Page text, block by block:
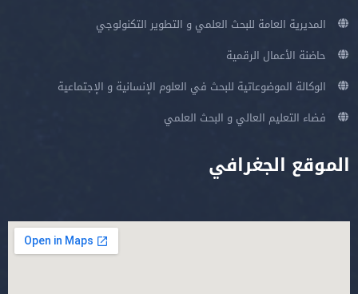
المديرية العامة للبحث العلمي و التطوير التكنولوجي
حاضنة الأعمال الرقمية
الوكالة الموضوعاتية للبحث في العلوم الإنسانية و الإجتماعية
فضاء التعليم العالي و البحث العلمي
الموقع الجغرافي